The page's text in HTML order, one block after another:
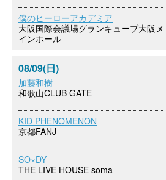
僕のヒーローアカデミア
大阪国際会議場グランキューブ大阪メ
インホール
08/09(日)
加藤和樹
和歌山CLUB GATE
KID PHENOMENON
京都FANJ
SO×DY
THE LIVE HOUSE soma